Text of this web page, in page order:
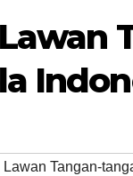
Tangan-